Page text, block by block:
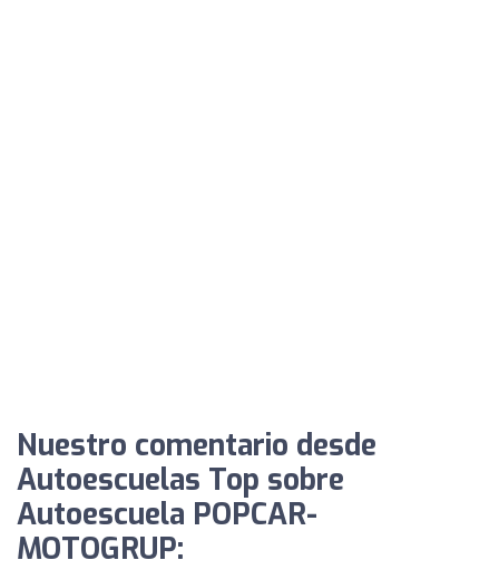
Nuestro comentario desde
Autoescuelas Top sobre
Autoescuela POPCAR-
MOTOGRUP: